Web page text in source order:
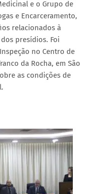
e o Grupo de
e Encarceramento,
relacionados à
presídios. Foi
no Centro de
da Rocha, em São
as condições de